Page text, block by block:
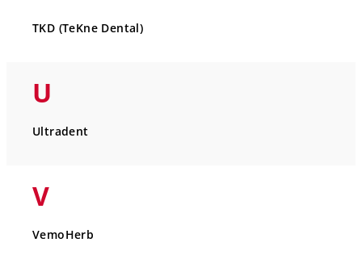
TKD (TeKne Dental)
U
Ultradent
V
VemoHerb